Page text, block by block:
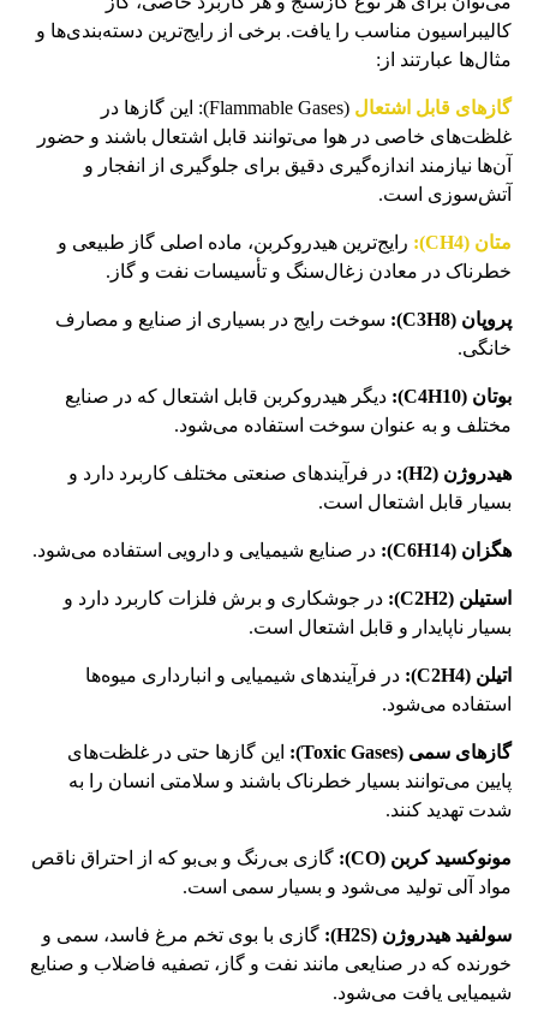
کالیبراسیون مناسب را یافت. برخی از رایج‌ترین دسته‌بندی‌ها و
مثال‌ها عبارتند از:
گازهای قابل اشتعال
(Flammable Gases): این گازها در
غلظت‌های خاصی در هوا می‌توانند قابل اشتعال باشند و حضور
آن‌ها نیازمند اندازه‌گیری دقیق برای جلوگیری از انفجار و
آتش‌سوزی است.
متان (CH4):
رایج‌ترین هیدروکربن، ماده اصلی گاز طبیعی و
خطرناک در معادن زغال‌سنگ و تأسیسات نفت و گاز.
پروپان (C3H8):
سوخت رایج در بسیاری از صنایع و مصارف
خانگی.
بوتان (C4H10):
دیگر هیدروکربن قابل اشتعال که در صنایع
مختلف و به عنوان سوخت استفاده می‌شود.
هیدروژن (H2):
در فرآیندهای صنعتی مختلف کاربرد دارد و
بسیار قابل اشتعال است.
هگزان (C6H14): در صنایع شیمیایی و دارویی استفاده می‌شود.
استیلن (C2H2):
در جوشکاری و برش فلزات کاربرد دارد و
بسیار ناپایدار و قابل اشتعال است.
اتیلن (C2H4):
در فرآیندهای شیمیایی و انبارداری میوه‌ها
استفاده می‌شود.
گازهای سمی (Toxic Gases):
این گازها حتی در غلظت‌های
پایین می‌توانند بسیار خطرناک باشند و سلامتی انسان را به
شدت تهدید کنند.
مونوکسید کربن (CO):
گازی بی‌رنگ و بی‌بو که از احتراق ناقص
مواد آلی تولید می‌شود و بسیار سمی است.
سولفید هیدروژن (H2S):
گازی با بوی تخم مرغ فاسد، سمی و
خورنده که در صنایعی مانند نفت و گاز، تصفیه فاضلاب و صنایع
شیمیایی یافت می‌شود.